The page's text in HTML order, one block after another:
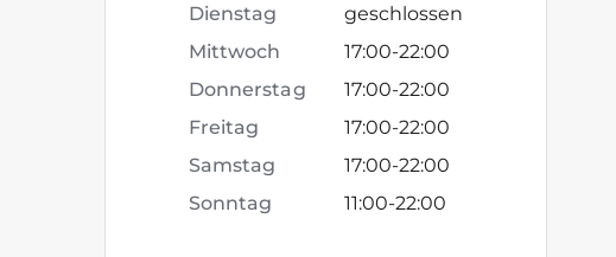
Dienstag
geschlossen
Mittwoch
17:00-22:00
Donnerstag
17:00-22:00
Freitag
17:00-22:00
Samstag
17:00-22:00
Sonntag
11:00-22:00